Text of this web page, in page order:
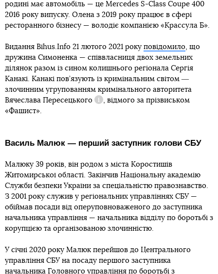
родині має автомобіль — це Mercedes S-Class Coupe 400
2016 року випуску. Олена з 2019 року працює в сфері
ресторанного бізнесу — володіє компанією «Крассула Б».
Видання Bihus.Info 21 лютого 2021 року повідомило , що
дружина Симоненка — співвласниця двох земельних
ділянок разом із сином колишнього регіонала Сергія
Канакі. Канакі пов’язують із кримінальним світом ―
злочинним угрупованням кримінального авторитета
Вячеслава Пересецького
Довідка
, відмого за прізвиськом
«Фашист».
Василь Малюк ― перший заступник голови СБУ
Малюку 39 років, він родом з міста Коростишів
Житомирської області. Закінчив Національну академію
Служби безпеки України за спеціальністю правознавство.
З 2001 року служив у регіональних управліннях СБУ —
обіймав посади від оперуповноваженого до заступника
начальника управління — начальника відділу по боротьбі з
корупцією та організованою злочинністю.
У січні 2020 року Малюк перейшов до Центрального
управління СБУ на посаду першого заступника
начальника Головного управління по боротьбі з